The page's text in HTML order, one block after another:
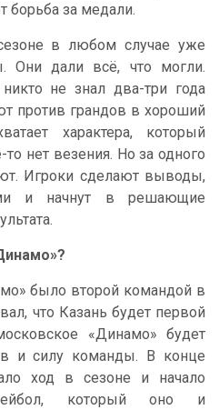
борьба за медали.
в любом случае уже
Они дали всё, что могли.
не знал два-три года
против грандов в хороший
характера, который
нет везения. Но за одного
Игроки сделают выводы,
и начнут в решающие
было второй командой в
что Казань будет первой
«Динамо» будет
и силу команды. В конце
ход в сезоне и начало
который оно и